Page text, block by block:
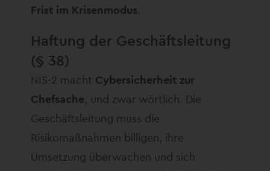
Frist im Krisenmodus.
Haftung der Geschäftsleitung
(§ 38)
NIS-2 macht Cybersicherheit zur
Chefsache, und zwar wörtlich. Die
Geschäftsleitung muss die
Risikomaßnahmen billigen, ihre
Umsetzung überwachen und sich